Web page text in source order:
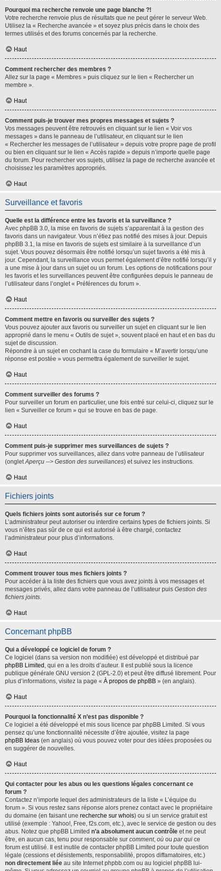
Pourquoi ma recherche renvoie une page blanche ?!
Votre recherche renvoie plus de résultats que ne peut gérer le serveur Web.
Utilisez la « Recherche avancée » et soyez plus précis dans le choix des
termes utilisés et des forums concernés par la recherche.
Haut
Comment rechercher des membres ?
Allez sur la page « Membres » puis cliquez sur le lien « Rechercher un
membre ».
Haut
Comment puis-je trouver mes propres messages et sujets ?
Vos messages peuvent être retrouvés en cliquant sur le lien « Voir vos
messages » dans le panneau de l’utilisateur, en cliquant sur le lien
« Rechercher les messages de l’utilisateur » depuis votre propre page de profil
ou bien en cliquant sur le lien « Accès rapide » depuis n’importe quelle page
du forum. Pour rechercher vos sujets, utilisez la page de recherche avancée et
choisissez les paramètres appropriés.
Haut
Surveillance et favoris
Quelle est la différence entre les favoris et la surveillance ?
Avec phpBB 3.0, la mise en favoris de sujets s’apparentait à la gestion des
favoris dans un navigateur. Vous n’étiez pas notifié des mises à jour. Depuis
phpBB 3.1, la mise en favoris de sujets est similaire à la surveillance d’un
sujet. Vous pouvez désormais être notifié lorsqu’un sujet favoris a été mis à
jour. Cependant, la surveillance vous permet également d’être notifié lorsqu’il y
a une mise à jour dans un sujet ou un forum. Les options de notifications pour
les favoris et les surveillances peuvent être configurées depuis le panneau de
l’utilisateur dans l’onglet « Préférences du forum ».
Haut
Comment mettre en favoris ou surveiller des sujets ?
Vous pouvez ajouter aux favoris ou surveiller un sujet en cliquant sur le lien
approprié dans le menu « Outils de sujet », souvent placé en haut et en bas du
sujet de discussion.
Répondre à un sujet en cochant la case du formulaire « M’avertir lorsqu’une
réponse est postée » vous permettra également de surveiller le sujet.
Haut
Comment surveiller des forums ?
Pour surveiller un forum en particulier, une fois entré sur celui-ci, cliquez sur le
lien « Surveiller ce forum » qui se trouve en bas de page.
Haut
Comment puis-je supprimer mes surveillances de sujets ?
Pour supprimer vos surveillances, allez dans votre panneau de l’utilisateur
(ongletAperçu --> Gestion des surveillances) et suivez les instructions.
Haut
Fichiers joints
Quels fichiers joints sont autorisés sur ce forum ?
L’administrateur peut autoriser ou interdire certains types de fichiers joints. Si
vous n’êtes pas sûr de ce qui est autorisé à être chargé, contactez
l’administrateur pour plus d’informations.
Haut
Comment trouver tous mes fichiers joints ?
Pour accéder à la liste des fichiers que vous avez joints à vos messages et
messages privés, allez dans votre panneau de l’utilisateur puis Gestion des
fichiers joints.
Haut
Concernant phpBB
Qui a développé ce logiciel de forum ?
Ce logiciel (dans sa version non modifiée) est développé et distribué par
phpBB Limited , qui en a les droits d’auteur. Il est publié sous la licence
publique générale GNU version 2 (GPL-2.0) et peut être diffusé librement. Pour
plus d’informations, visitez la page « À propos de phpBB » (en anglais).
Haut
Pourquoi la fonctionnalité X n’est pas disponible ?
Ce logiciel a été développé et mis sous licence par phpBB Limited. Si vous
pensez qu’une fonctionnalité nécessite d’être ajoutée, visitez la page
phpBB Ideas (en anglais) où vous pouvez voter pour des idées proposées ou
en suggérer de nouvelles.
Haut
Qui contacter pour les abus ou les questions légales concernant ce
forum ?
Contactez n’importe lequel des administrateurs de la liste « L’équipe du
forum ». Si vous restez sans réponse alors prenez contact avec le propriétaire
du domaine (en faisant une recherche sur whois) ou si un service gratuit est
utilisé (exemple : Yahoo!, Free, f2s.com, etc.), avec le service de gestion ou des
abus. Notez que phpBB Limited n’a absolument aucun contrôle et ne peut
être, en aucun cas, tenu pour responsable sur comment, où ou par qui ce
forum est utilisé. Il est inutile de contacter phpBB Limited pour toute question
légale (cessions et désistements, responsabilité, propos diffamatoires, etc.)
non directement liée au site Internet phpbb.com ou au logiciel phpBB lui-